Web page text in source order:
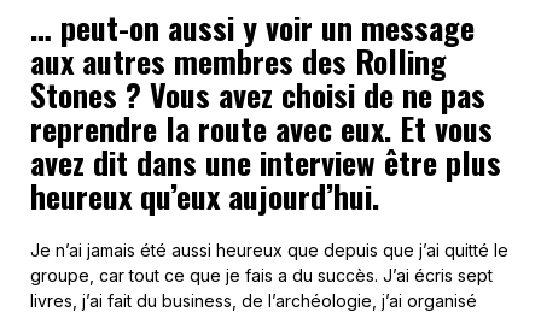
… peut-on aussi y voir un message
aux autres membres des Rolling
Stones ? Vous avez choisi de ne pas
reprendre la route avec eux. Et vous
avez dit dans une interview être plus
heureux qu’eux aujourd’hui.
Je n’ai jamais été aussi heureux que depuis que j’ai quitté le
groupe, car tout ce que je fais a du succès. J’ai écris sept
livres, j’ai fait du business, de l’archéologie, j’ai organisé